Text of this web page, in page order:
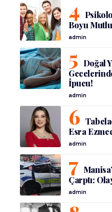
Boyu
admin
Doğal
İpucu!
admin
Esra
admin
Çarptı:
admin